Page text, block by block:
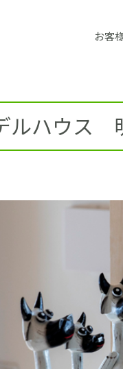
しの方
ム
お問合せ・資
お客
ルハウス